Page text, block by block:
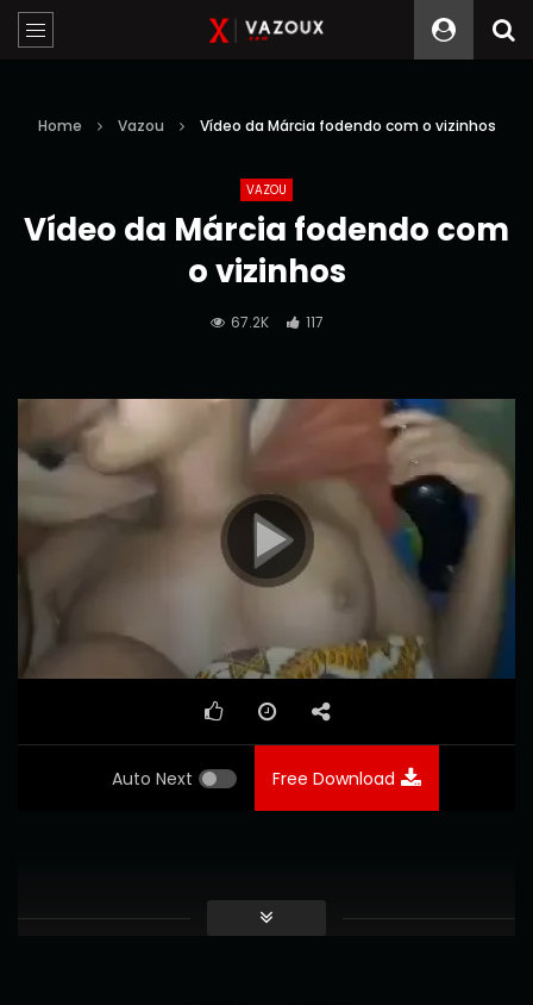
Home Vazou Vídeo da Márcia fodendo com o vizinhos
VAZOU
Vídeo da Márcia fodendo com
o vizinhos
67.2K 117
Reprodutor
de
01:43
Auto Next Free Download